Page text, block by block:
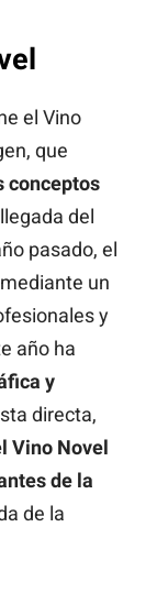
el Vino
que
conceptos
del
pasado, el
un
y
año ha
y
directa,
Vino Novel
de la
de la